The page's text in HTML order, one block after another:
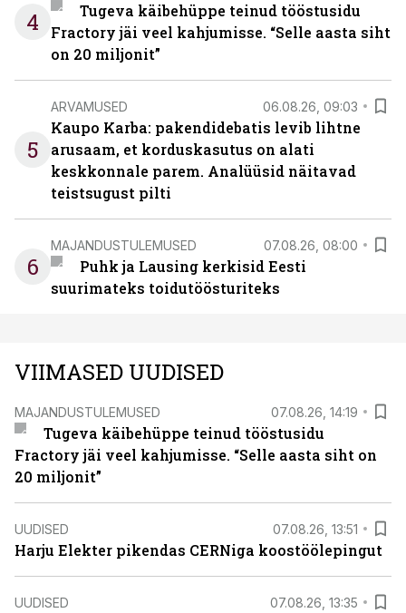
4
Tugeva käibehüppe teinud tööstusidu
Fractory jäi veel kahjumisse. “Selle aasta siht
on 20 miljonit”
5
ARVAMUSED 06.08.26, 09:03
Kaupo Karba: pakendidebatis levib lihtne
arusaam, et korduskasutus on alati
keskkonnale parem. Analüüsid näitavad
teistsugust pilti
6
MAJANDUSTULEMUSED 07.08.26, 08:00
Puhk ja Lausing kerkisid Eesti
suurimateks toidutöösturiteks
VIIMASED UUDISED
MAJANDUSTULEMUSED 07.08.26, 14:19
Tugeva käibehüppe teinud tööstusidu
Fractory jäi veel kahjumisse. “Selle aasta siht on
20 miljonit”
UUDISED 07.08.26, 13:51
Harju Elekter pikendas CERNiga koostöölepingut
UUDISED 07.08.26, 13:35